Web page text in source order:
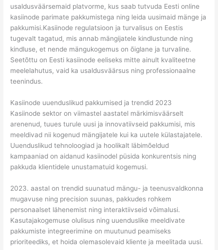
usaldusväärsemaid platvorme, kus saab tutvuda Eesti online
kasiinode parimate pakkumistega ning leida uusimaid mänge ja
pakkumisi.Kasiinode regulatsioon ja turvalisus on Eestis
tugevalt tagatud, mis annab mängijatele kindlustunde ning
kindluse, et nende mängukogemus on õiglane ja turvaline.
Seetõttu on Eesti kasiinode eeliseks mitte ainult kvaliteetne
meelelahutus, vaid ka usaldusväärsus ning professionaalne
teenindus.
Kasiinode uuenduslikud pakkumised ja trendid 2023
Kasiinode sektor on viimastel aastatel märkimisväärselt
arenenud, tuues turule uusi ja innovatiivseid pakkumisi, mis
meeldivad nii kogenud mängijatele kui ka uutele külastajatele.
Uuenduslikud tehnoloogiad ja hoolikalt läbimõeldud
kampaaniad on aidanud kasiinodel püsida konkurentsis ning
pakkuda klientidele unustamatuid kogemusi.
2023. aastal on trendid suunatud mängu- ja teenusvaldkonna
mugavuse ning precision suunas, pakkudes rohkem
personaalset lähenemist ning interaktiivseid võimalusi.
Kasutajakogemuse olulisus ning uuenduslike meeldivate
pakkumiste integreerimine on muutunud peamiseks
prioriteediks, et hoida olemasolevaid kliente ja meelitada uusi.